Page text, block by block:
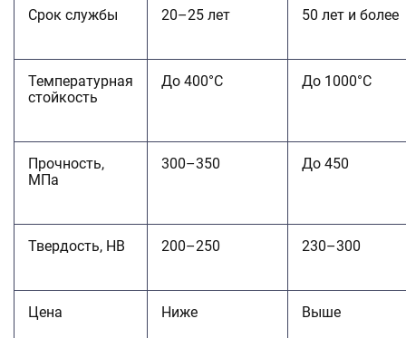
Срок службы 20–25 лет 50 лет и более
Температурная
стойкость
До 400°C До 1000°C
Прочность,
МПа
300–350 До 450
Твердость, НВ 200–250 230–300
Цена Ниже Выше